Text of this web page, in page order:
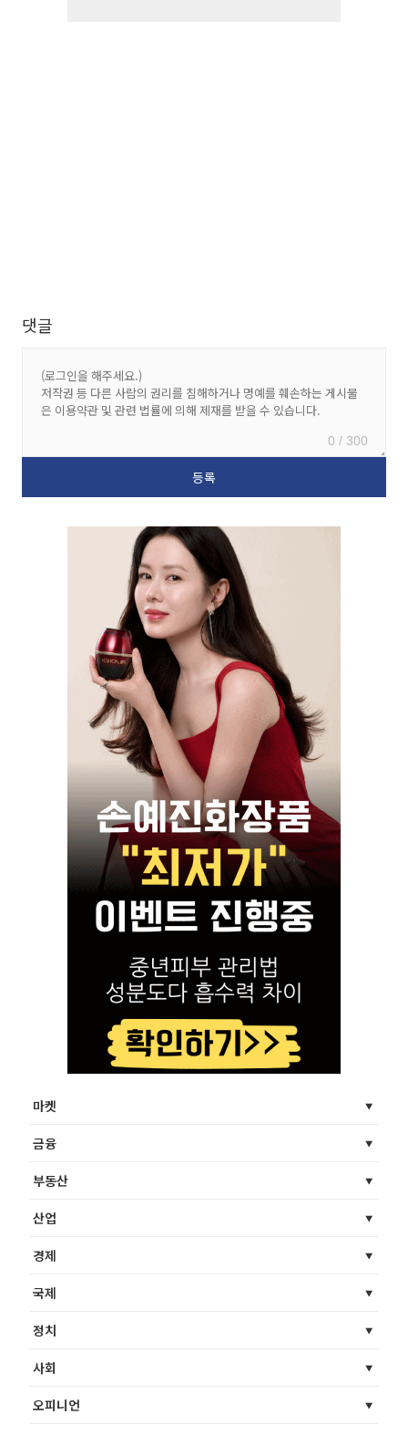
댓글
0 / 300
마켓
금융
부동산
산업
경제
국제
정치
사회
오피니언